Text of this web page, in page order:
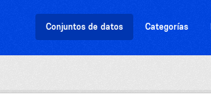
Conjuntos de datos Categorías